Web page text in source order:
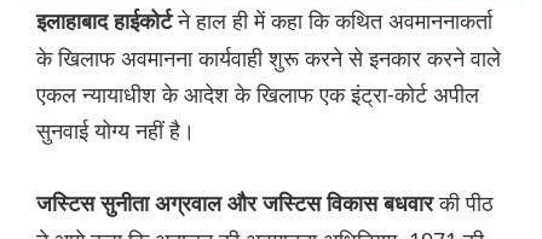
इलाहाबाद हाईकोर्टने हाल ही में कहा कि कथित अवमाननाकर्ता
के खिलाफ अवमानना कार्यवाही शुरू करने से इनकार करने वाले
एकल न्यायाधीश के आदेश के खिलाफ एक इंट्रा-कोर्ट अपील
सुनवाई योग्य नहीं है।
जस्टिस सुनीता अग्रवाल और जस्टिस विकास बधवारकी पीठ